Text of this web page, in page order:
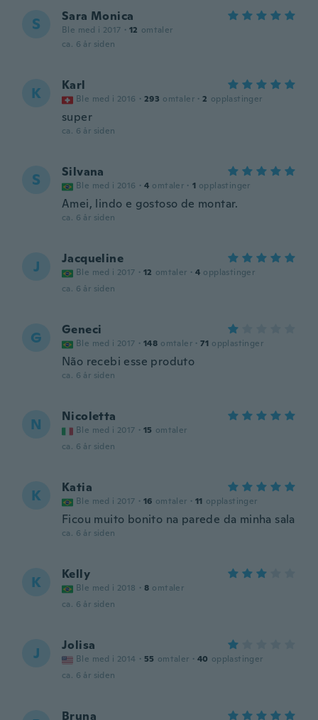
S Sara Monica
Ble med i 2017 · 12 omtaler
ca. 6 år siden
K Karl
Ble med i 2016 · 293 omtaler · 2 opplastinger
super
ca. 6 år siden
S Silvana
Ble med i 2016 · 4 omtaler · 1 opplastinger
Amei, lindo e gostoso de montar.
ca. 6 år siden
J Jacqueline
Ble med i 2017 · 12 omtaler · 4 opplastinger
ca. 6 år siden
G Geneci
Ble med i 2017 · 148 omtaler · 71 opplastinger
Não recebi esse produto
ca. 6 år siden
N Nicoletta
Ble med i 2017 · 15 omtaler
ca. 6 år siden
K Katia
Ble med i 2017 · 16 omtaler · 11 opplastinger
Ficou muito bonito na parede da minha sala
ca. 6 år siden
K Kelly
Ble med i 2018 · 8 omtaler
ca. 6 år siden
J Jolisa
Ble med i 2014 · 55 omtaler · 40 opplastinger
ca. 6 år siden
Bruna